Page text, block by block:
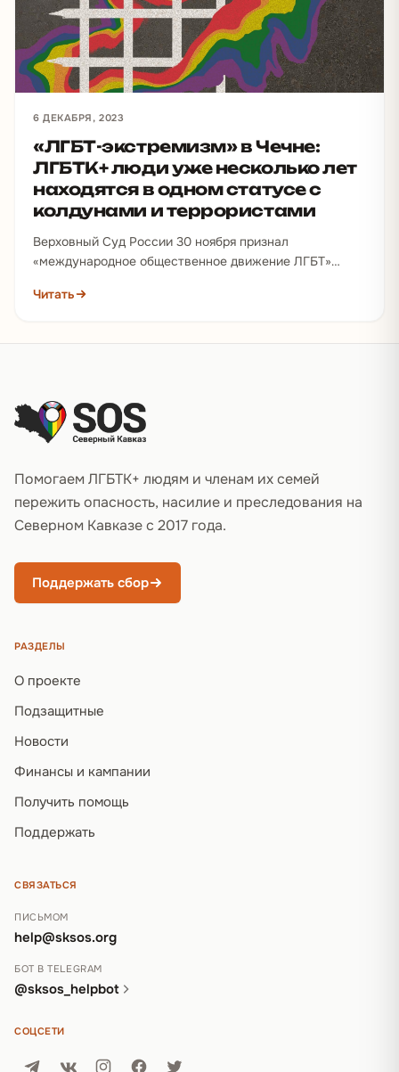
6 ДЕКАБРЯ, 2023
«ЛГБТ-экстремизм» в Чечне:
ЛГБТК+ люди уже несколько лет
находятся в одном статусе с
колдунами и террористами
Верховный Суд России 30 ноября признал
«международное общественное движение ЛГБТ»
стране. Пока что нет точной информации,…
Читать
Помогаем ЛГБТК+ людям и членам их семей
пережить опасность, насилие и преследования на
Северном Кавказе с 2017 года.
Поддержать сбор
РАЗДЕЛЫ
О проекте
Подзащитные
Новости
Финансы и кампании
Получить помощь
Поддержать
СВЯЗАТЬСЯ
ПИСЬМОМ
help@sksos.org
БОТ В TELEGRAM
@sksos_helpbot
СОЦСЕТИ